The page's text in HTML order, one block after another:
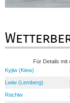
Für Details mit
Kyjiw (Kiew)
Lwiw (Lemberg)
Rachiw